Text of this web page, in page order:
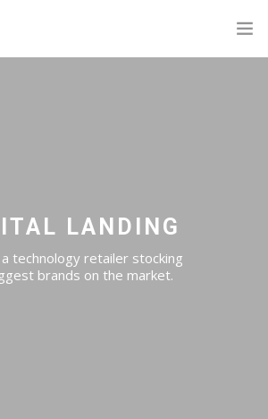
LANDING
technology retailer stocking
brands on the market.